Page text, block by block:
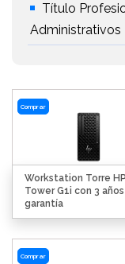
Título
Administrativos
Comprar
Workstation Torre
Tower G1i con 3
garantía
Comprar